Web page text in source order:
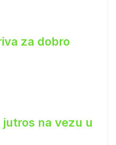
za dobro
jutros na vezu u